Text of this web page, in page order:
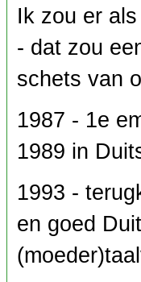
Ik zou er
- dat zou
schets van
1987 - 1e
1989 in
1993 -
en goed